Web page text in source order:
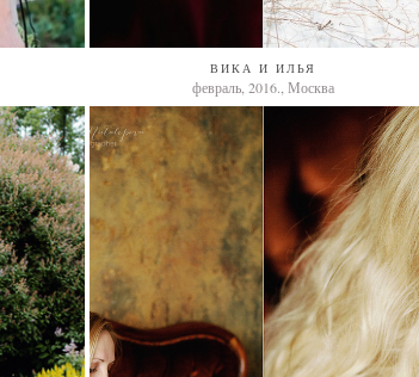
ВИКА И ИЛЬЯ
февраль, 2016., Москва